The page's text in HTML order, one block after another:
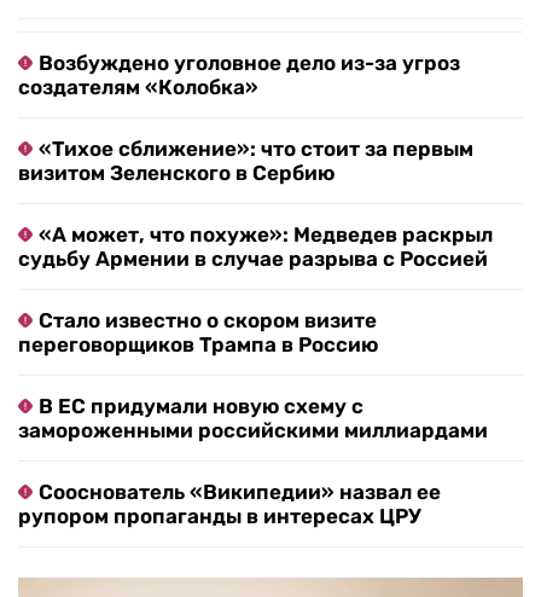
Возбуждено уголовное дело из-за угроз
создателям «Колобка»
«Тихое сближение»: что стоит за первым
визитом Зеленского в Сербию
«А может, что похуже»: Медведев раскрыл
судьбу Армении в случае разрыва с Россией
Стало известно о скором визите
переговорщиков Трампа в Россию
В ЕС придумали новую схему с
замороженными российскими миллиардами
Сооснователь «Википедии» назвал ее
рупором пропаганды в интересах ЦРУ